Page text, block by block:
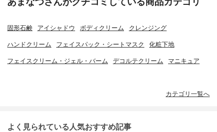
固形石鹸 アイシャドウ ボディクリーム クレンジング
ハンドクリーム フェイスパック・シートマスク 化粧下地
フェイスクリーム・ジェル・バーム デコルテクリーム マニキュア
カテゴリ一覧へ
よく見られている人気おすすめ記事